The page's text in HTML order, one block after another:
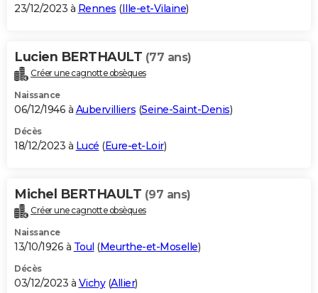
23/12/2023 à Rennes (Ille-et-Vilaine)
Lucien BERTHAULT (77 ans)
Créer une cagnotte obsèques
Naissance
06/12/1946 à Aubervilliers (Seine-Saint-Denis)
Décès
18/12/2023 à Lucé (Eure-et-Loir)
Michel BERTHAULT (97 ans)
Créer une cagnotte obsèques
Naissance
13/10/1926 à Toul (Meurthe-et-Moselle)
Décès
03/12/2023 à Vichy(Allier)